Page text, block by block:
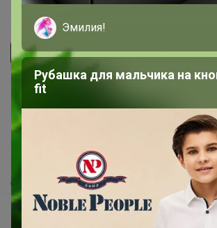
Как здесь все устроено?
Как сделать заказ?
Как получить?
Доставка
Шоурумы
Эмилия!
Рубашка для мальчика на
fit